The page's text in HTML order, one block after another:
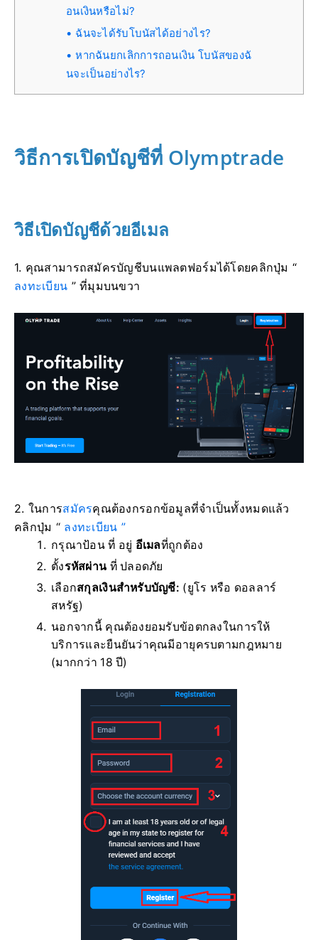
อนเงินหรือไม่?
ฉันจะได้รับโบนัสได้อย่างไร?
หากฉันยกเลิกการถอนเงิน โบนัสของฉั
นจะเป็นอย่างไร?
วิธีการเปิดบัญชีที่ Olymptrade
วิธีเปิดบัญชีด้วยอีเมล
1. คุณสามารถสมัครบัญชีบนแพลตฟอร์มได้โดยคลิกปุ่ม “
ลงทะเบียน ” ที่มุมบนขวา
2. ในการสมัครคุณต้องกรอกข้อมูลที่จำเป็นทั้งหมดแล้ว
คลิกปุ่ม “ ลงทะเบียน ”
กรุณาป้อน ที่ อยู่ อีเมลที่ถูกต้อง
ตั้งรหัสผ่าน ที่ ปลอดภัย
เลือกสกุลเงินสำหรับบัญชี: (ยูโร หรือ ดอลลาร์
สหรัฐ)
นอกจากนี้ คุณต้องยอมรับข้อตกลงในการให้
บริการและยืนยันว่าคุณมีอายุครบตามกฎหมาย
(มากกว่า 18 ปี)